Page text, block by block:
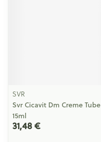
SVR
Svr Cicavit Dm Creme Tube
15ml
31,48 €